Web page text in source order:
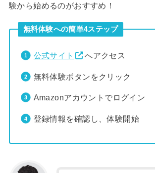
験から始めるのがおすすめ！
無料体験への簡単4ステップ
公式サイト へアクセス
無料体験ボタンをクリック
Amazonアカウントでログイン
登録情報を確認し、体験開始